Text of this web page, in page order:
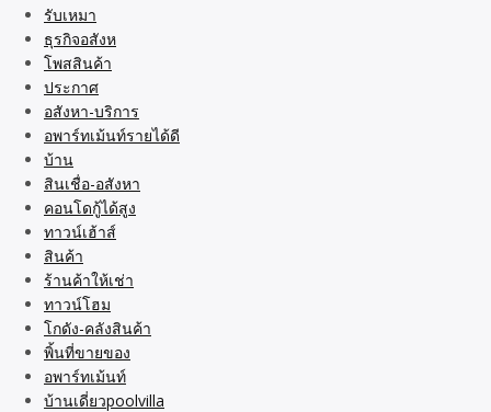
รับเหมา
ธุรกิจอสังห
โพสสินค้า
ประกาศ
อสังหา-บริการ
อพาร์ทเม้นท์รายได้ดี
บ้าน
สินเชื่อ-อสังหา
คอนโดกู้ได้สูง
ทาวน์เฮ้าส์
สินค้า
ร้านค้าให้เช่า
ทาวน์โฮม
โกดัง-คลังสินค้า
พิ้นที่ขายของ
อพาร์ทเม้นท์
บ้านเดี่ยวpoolvilla